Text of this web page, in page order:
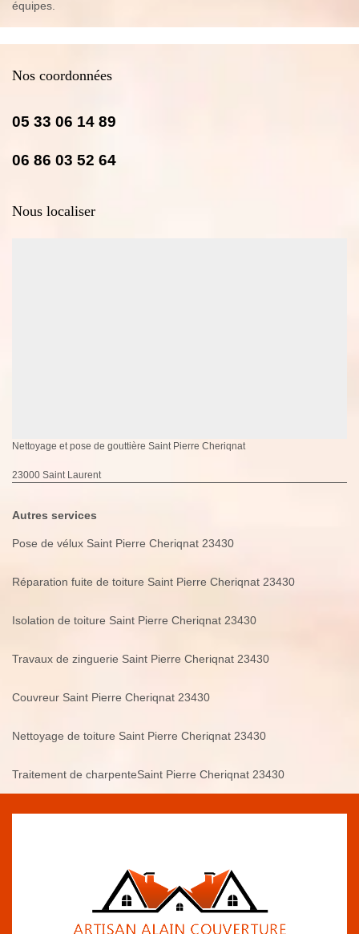
équipes.
Nos coordonnées
05 33 06 14 89
06 86 03 52 64
Nous localiser
Nettoyage et pose de gouttière Saint Pierre Cheriqnat
23000 Saint Laurent
Autres services
Pose de vélux Saint Pierre Cheriqnat 23430
Réparation fuite de toiture Saint Pierre Cheriqnat 23430
Isolation de toiture Saint Pierre Cheriqnat 23430
Travaux de zinguerie Saint Pierre Cheriqnat 23430
Couvreur Saint Pierre Cheriqnat 23430
Nettoyage de toiture Saint Pierre Cheriqnat 23430
Traitement de charpenteSaint Pierre Cheriqnat 23430